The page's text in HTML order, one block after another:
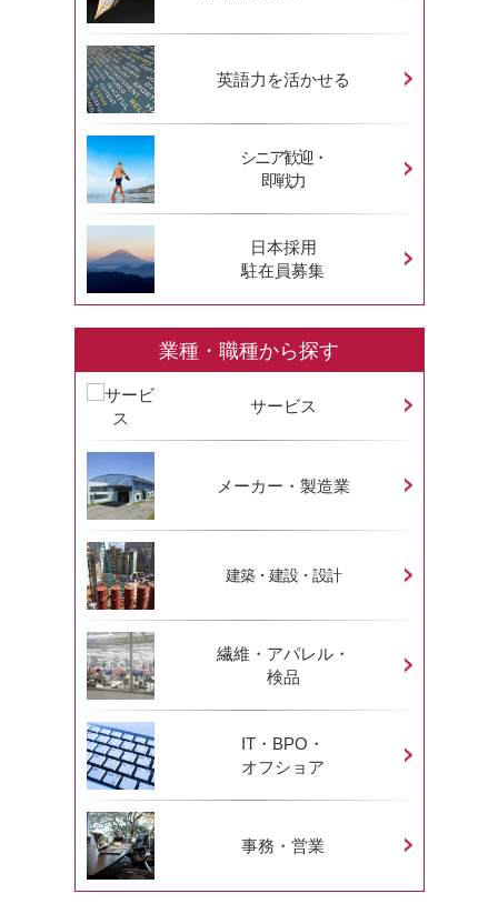
英語力を活かせる
シニア歓迎・
即戦力
日本採用
駐在員募集
業種・職種から探す
サービス
メーカー・製造業
建築・建設・設計
繊維・アパレル・
検品
IT・BPO・
オフショア
事務・営業